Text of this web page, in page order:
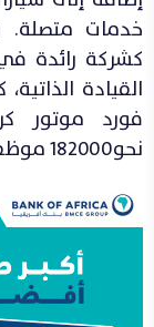
خدمات متصلة.
كشركة رائدة
القيادة
فورد موتور
نحو182000 موظف في كافة أرجاء العالم.